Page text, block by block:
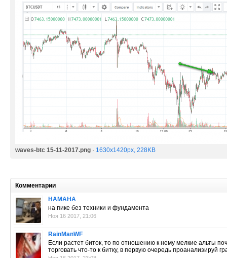
waves-btc 15-11-2017.png · 1630x1420px, 228KB
Комментарии
HAMAHA
на пике без техники и фундамента
Ноя 16 2017, 21:06
RainManWF
Если растет биток, то по отношению к нему мелкие альты
торговать что-то к битку, в первую очередь проанализируй